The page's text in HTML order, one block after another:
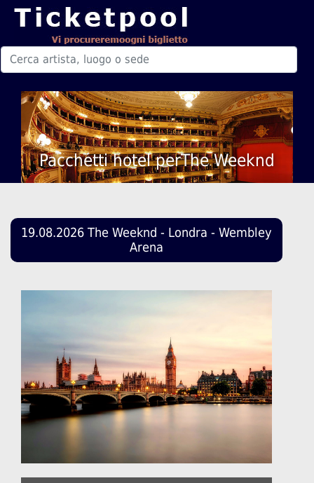
Pacchetti hotel perThe Weeknd
19.08.2026 The Weeknd - Londra - Wembley
Arena